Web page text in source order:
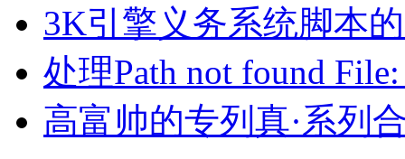
3K引擎义务系统脚本
处理Path not found
高富帅的专列真·系列